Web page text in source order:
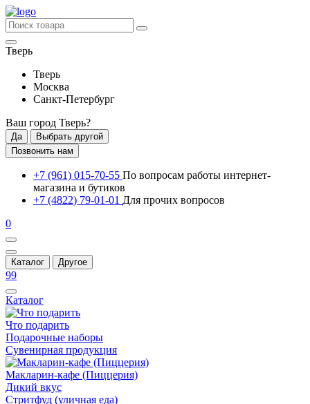
Тверь
Тверь
Москва
Санкт-Петербург
Ваш город Тверь?
Да
Выбрать другой
Позвонить нам
+7 (961) 015-70-55 По вопросам работы интернет-
магазина и бутиков
+7 (4822) 79-01-01 Для прочих вопросов
0
Каталог Другое
99
Каталог
Что подарить
Подарочные наборы
Сувенирная продукция
Макларин-кафе (Пиццерия)
Дикий вкус
Стритфуд (уличная еда)